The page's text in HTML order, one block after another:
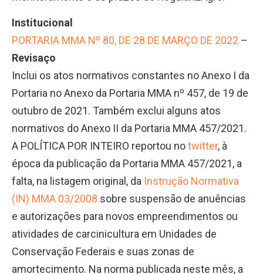
Institucional
PORTARIA MMA Nº 80, DE 28 DE MARÇO DE 2022 –
Revisaço
Inclui os atos normativos constantes no Anexo I da
Portaria no Anexo da Portaria MMA nº 457, de 19 de
outubro de 2021. Também exclui alguns atos
normativos do Anexo II da Portaria MMA 457/2021.
A POLÍTICA POR INTEIRO reportou notwitter, à
época da publicação da Portaria MMA 457/2021, a
falta, na listagem original, da Instrução Normativa
(IN) MMA 03/2008 sobre suspensão de anuências
e autorizações para novos empreendimentos ou
atividades de carcinicultura em Unidades de
Conservação Federais e suas zonas de
amortecimento. Na norma publicada neste mês, a